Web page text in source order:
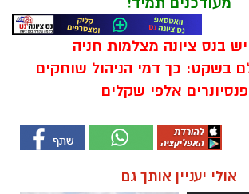
בנס ציונה מצלמות חניה
בשקט: כך דמי הניהול שוחקים
אלפי שקלים
אולי יעניין אותך גם